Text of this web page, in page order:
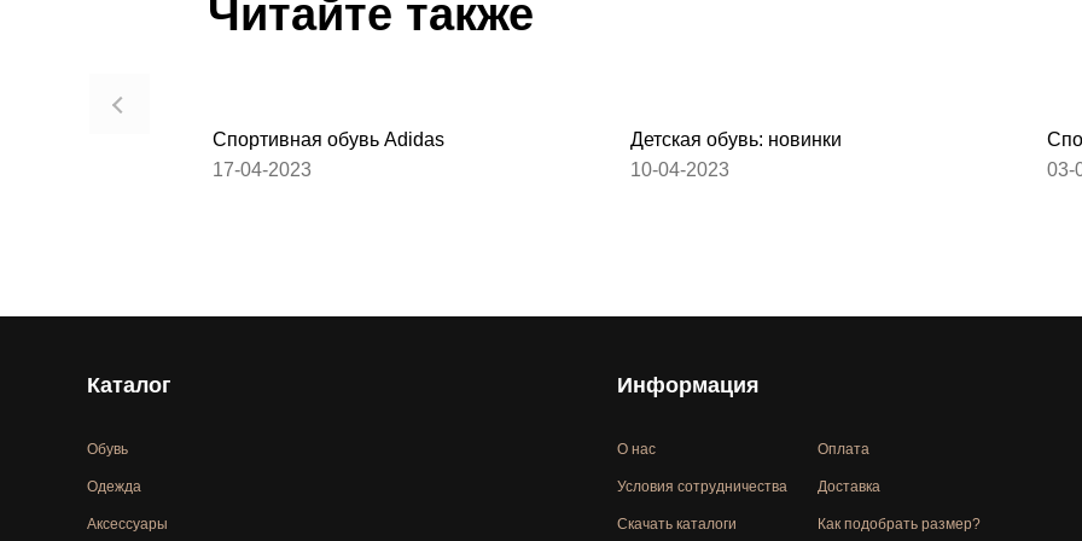
Читайте также
Спортивная обувь Adidas
17-04-2023
Детская обувь: новинки
10-04-2023
03-
Каталог
Обувь
Одежда
Аксессуары
Информация
О нас
Условия сотрудничества
Скачать каталоги
Оплата
Доставка
Как подобрать размер?